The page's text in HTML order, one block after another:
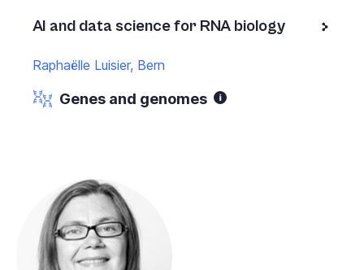
AI and data science for RNA biology
Raphaëlle Luisier, Bern
Genes and genomes